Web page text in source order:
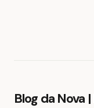
Blog da Nova